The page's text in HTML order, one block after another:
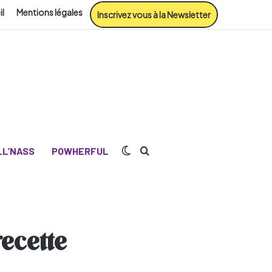
Mentions légales Inscrivez vous à la Newsletter
POWHERFUL Switch skin